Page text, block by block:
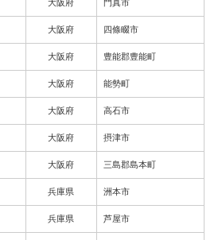
大阪府 門真市
大阪府 四條畷市
大阪府 豊能郡豊能町
大阪府 能勢町
大阪府 高石市
大阪府 摂津市
大阪府 三島郡島本町
兵庫県 洲本市
兵庫県 芦屋市